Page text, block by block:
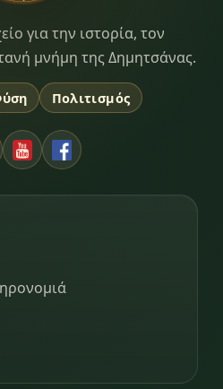
για την ιστορία, τον
μνήμη της Δημητσάνας.
Πολιτισμός